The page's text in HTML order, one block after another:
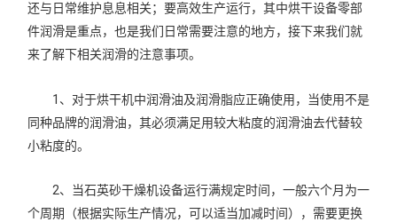
还与日常维护息息相关；要高效生产运行，其中烘干设备零部
件润滑是重点，也是我们日常需要注意的地方，接下来我们就
来了解下相关润滑的注意事项。
1、对于烘干机中润滑油及润滑脂应正确使用，当使用不是
同种品牌的润滑油，其必须满足用较大粘度的润滑油去代替较
小粘度的。
2、当石英砂干燥机设备运行满规定时间，一般六个月为一
个周期（根据实际生产情况，可以适当加减时间），需要更换